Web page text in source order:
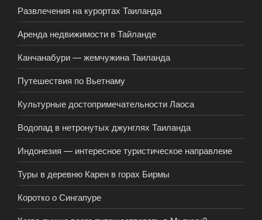
Развлечения на курортах Таиланда
Аренда недвижимости в Тайланде
Канчанабури — жемчужина Таиланда
Путешествия по Вьетнаму
Культурные достопримечательности Лаоса
Водопад в нетронутых джунглях Таиланда
Индонезия — интересное туристическое направлеие
Туры в деревню Карен в горах Бирмы
Коротко о Сингапуре